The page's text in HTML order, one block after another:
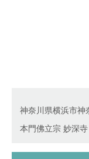
神奈川県横浜市神
本門佛立宗 妙深